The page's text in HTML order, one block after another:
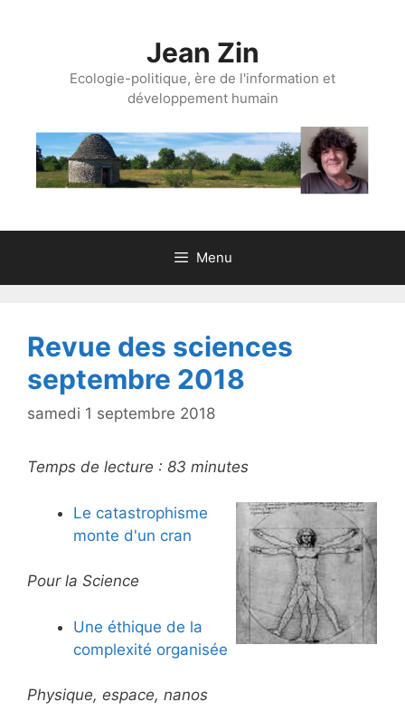
Jean Zin
Ecologie-politique, ère de l'information et
développement humain
Menu
Revue des sciences
septembre 2018
samedi 1 septembre 2018
Temps de lecture : 83 minutes
Le catastrophisme
monte d'un cran
Pour la Science
Une éthique de la
complexité organisée
Physique, espace, nanos